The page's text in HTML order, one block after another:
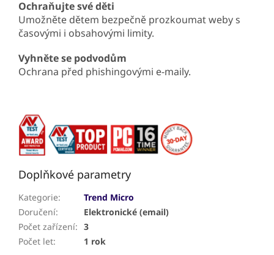
Ochraňujte své děti
Umožněte dětem bezpečně prozkoumat weby s
časovými i obsahovými limity.
Vyhněte se podvodům
Ochrana před phishingovými e-maily.
Doplňkové parametry
Kategorie:
Trend Micro
Doručení:
Elektronické (email)
Počet zařízení: 3
Počet let: 1 rok